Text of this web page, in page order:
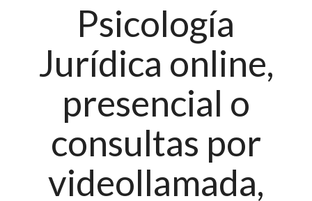
Psicología
Jurídica online,
presencial o
consultas por
videollamada,